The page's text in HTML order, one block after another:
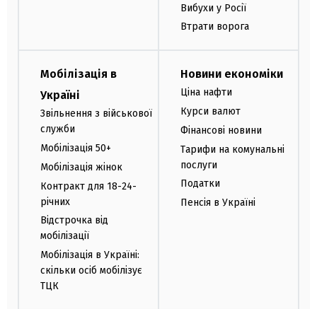
Вибухи у Росії
Втрати ворога
Мобілізація в
Україні
Звільнення з військової
служби
Мобілізація 50+
Мобілізація жінок
Контракт для 18-24-
річних
Відстрочка від
мобілізації
Мобілізація в Україні:
скільки осіб мобілізує
ТЦК
Новини економіки
Ціна нафти
Курси валют
Фінансові новини
Тарифи на комунальні
послуги
Податки
Пенсія в Україні